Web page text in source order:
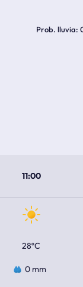
Prob. lluvia
11:00
28ºC
0 mm